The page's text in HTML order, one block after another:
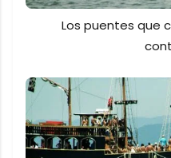
Los puentes que